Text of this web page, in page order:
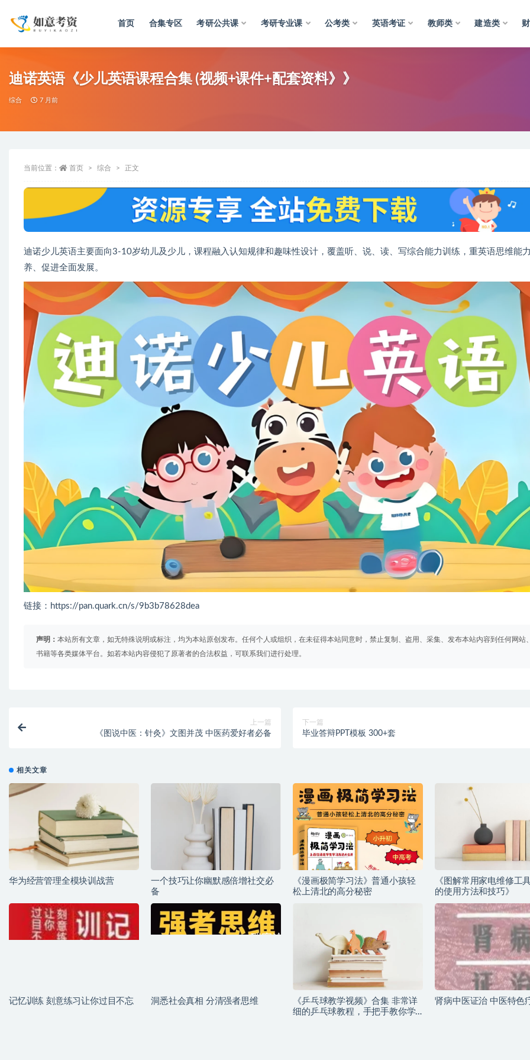
首页 合集专区 考研公共课 考研专业课 公考类 英语考证 教师类 建造类
迪诺英语《少儿英语课程合集 (视频+课件+配套资料》》
综合 7 月前
当前位置： 首页 综合 正文
迪诺少儿英语主要面向3-10岁幼儿及少儿，课程融入认知规律和趣味性设计，覆盖听、说、读、写综合能力训练，重英语思维能
养、促进全面发展。
链接：https://pan.quark.cn/s/9b3b78628dea
声明： 本站所有文章，如无特殊说明或标注，均为本站原创发布。任何个人或组织，在未征得本站同意时，禁止复制、盗用、采集、发布本站内容到任何网站
书籍等各类媒体平台。如若本站内容侵犯了原著者的合法权益，可联系我们进行处理。
上一篇
《图说中医：针灸》文图并茂 中医药爱好者必备
下一篇
毕业答辩PPT模板 300+套
相关文章
华为经营管理全模块训战营
一个技巧让你幽默感倍增社交必
备
《漫画极简学习法》普通小孩轻
松上清北的高分秘密
《图解常用家电维修工
的使用方法和技巧》
记忆训练 刻意练习让你过目不忘 洞悉社会真相 分清强者思维
《乒乓球教学视频》合集 非常详
细的乒乓球教程，手把手教你学
肾病中医证治 中医特色